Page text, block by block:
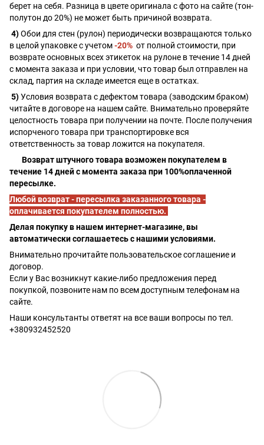
берет на себя. Разница в цвете оригинала с фото на сайте (тон-
полутон до 20%) не может быть причиной возврата.
4)Обои для стен (рулон) периодически возвращаются только
в целой упаковке с учетом-20% от полной стоимости, при
возврате основных всех этикеток на рулоне в течение 14 дней
с момента заказа и при условии, что товар был отправлен на
склад, партия на складе имеется еще в остатках.
5)Условия возврата с дефектом товара (заводским браком)
читайте в договоре на нашем сайте. Внимательно проверяйте
целостность товара при получении на почте. После получения
испорченого товара при транспортировке вся
ответственность за товар ложится на покупателя.
Возврат штучного товара возможен покупателем в
течение 14 дней с момента заказа при 100%оплаченной
пересылке.
Любой возврат - пересылка заказанного товара -
оплачивается покупателем полностью.
Делая покупку в нашем интернет-магазине, вы
автоматически соглашаетесь с нашими условиями.
Внимательно прочитайте пользовательское соглашение и
договор.
Если у Вас возникнут какие-либо предложения перед
покупкой, позвоните нам по всем доступным телефонам на
сайте.
Наши консультанты ответят на все ваши вопросы по тел.
+380932452520